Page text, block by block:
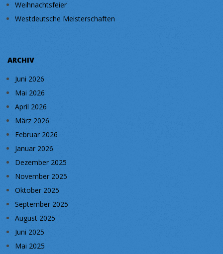
Weihnachtsfeier
Westdeutsche Meisterschaften
ARCHIV
Juni 2026
Mai 2026
April 2026
März 2026
Februar 2026
Januar 2026
Dezember 2025
November 2025
Oktober 2025
September 2025
August 2025
Juni 2025
Mai 2025